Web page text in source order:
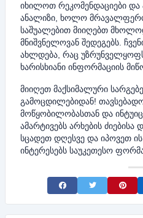
იხილოთ რეკომენდაციები და
ანალიზი, ხოლო
საშუალებით მიიღებთ
მნიშვნელოვან შედეგებს.
ახლდება, რაც
ხარისხიანი ინფორმაციის
მიიღეთ მაქსიმალური
გამოცდილებიდან!
მოწყობილობასთან და
ამარტივებს არხების ძიებისა
სცადეთ დღესვე და იპოვეთ
ინტერესებს საუკეთესო
Share on Facebook
Share on